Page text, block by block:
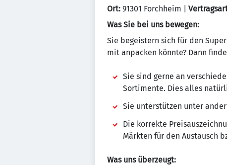
Ort: 91301 Forchheim |
Was Sie bei uns bewegen:
Sie begeistern sich für den
mit anpacken könnte? Dann
Sie sind gerne an
Sortimente. Dies alles
Sie unterstützen unter
Die korrekte
Märkten für den Austausch
Was uns überzeugt: